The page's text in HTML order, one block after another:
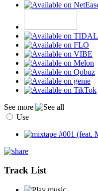
See more
Use
Track List